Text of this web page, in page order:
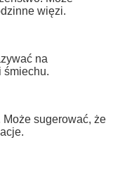
więzi.
na
śmiechu.
sugerować, że